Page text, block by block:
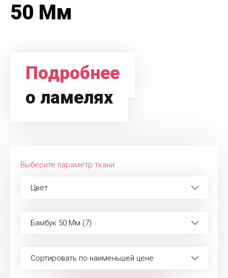
50 Мм
Подробнее
о ламелях
Выберите параметр ткани:
Цвет
Бамбук 50 Мм (7)
Сортировать по наименьшей цене